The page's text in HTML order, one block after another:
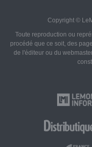
Copyright ©
Toute reproduction ou
procédé que ce soit, des
de l'éditeur ou du